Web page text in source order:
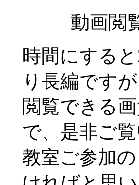
動画閲
時間にする
り長編です
閲覧できる
で、是非ご
教室ご参加